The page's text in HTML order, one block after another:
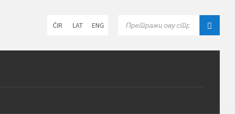
language:
ĆIR LAT ENG